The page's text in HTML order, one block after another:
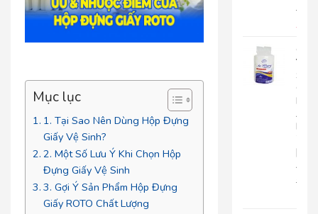
Mục lục
1. Tại Sao Nên Dùng Hộp Đựng
Giấy Vệ Sinh?
2. Một Số Lưu Ý Khi Chọn Hộp
Đựng Giấy Vệ Sinh
3. Gợi Ý Sản Phẩm Hộp Đựng
Giấy ROTO Chất Lượng
Giấy
Vệ
Sinh
Lớn
An
|
AK703